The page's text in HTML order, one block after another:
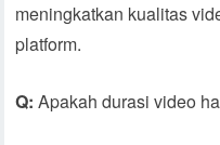
meningkatkan kualitas
platform.
Q: Apakah durasi video